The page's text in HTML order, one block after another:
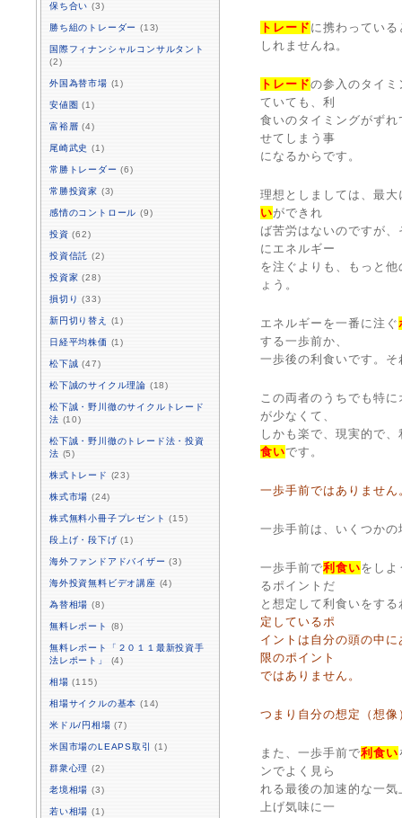
トレード に携わってい
しれませんね。
トレードの参入のタイ
ていても、利
食いのタイミングがず
せてしまう事
になるからです。
理想としましては、最
いができれ
ば苦労はないのですが
にエネルギー
を注ぐよりも、もっと
ょう。
エネルギーを一番に注ぐ
する一歩前か、
一歩後の利食いです。
この両者のうちでも特
が少なくて、
しかも楽で、現実的で
食いです。
一歩手前ではありません
一歩手前は、いくつか
一歩手前で利食いをしよ
るポイントだ
と想定して利食いをす
定しているポ
イントは自分の頭の中
限のポイント
ではありません。
つまり自分の想定（想
また、一歩手前で利食い
ンでよく見ら
れる最後の加速的な一
上げ気味に一
保ち合い (3)
勝ち組のトレーダー (13)
国際フィナンシャルコンサルタント
(2)
外国為替市場 (1)
安値圏 (1)
富裕層 (4)
尾崎武史 (1)
常勝トレーダー (6)
常勝投資家 (3)
感情のコントロール (9)
投資 (62)
投資信託 (2)
投資家 (28)
損切り (33)
新円切り替え (1)
日経平均株価 (1)
松下誠 (47)
松下誠のサイクル理論 (18)
松下誠・野川徹のサイクルトレード
法 (10)
松下誠・野川徹のトレード法・投資
法 (5)
株式トレード (23)
株式市場 (24)
株式無料小冊子プレゼント (15)
段上げ・段下げ (1)
海外ファンドアドバイザー (3)
海外投資無料ビデオ講座 (4)
為替相場 (8)
無料レポート (8)
無料レポート「２０１１最新投資手
法レポート」
(4)
相場 (115)
相場サイクルの基本 (14)
米ドル/円相場 (7)
米国市場のLEAPS取引 (1)
群衆心理 (2)
老境相場 (3)
若い相場 (1)